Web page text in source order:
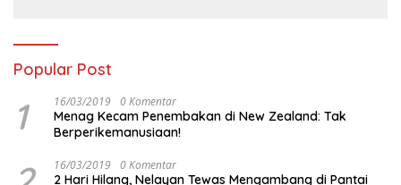
Popular Post
1 16/03/2019 0 Komentar
Menag Kecam Penembakan di New Zealand: Tak
Berperikemanusiaan!
16/03/2019 0 Komentar
2 Hari Hilang, Nelayan Tewas Mengambang di Pantai